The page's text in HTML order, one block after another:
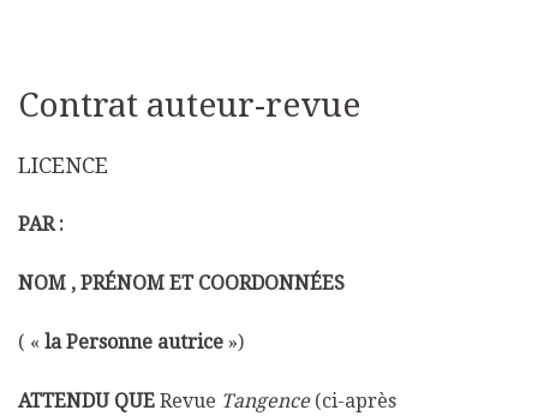
Contrat auteur-revue
LICENCE
PAR :
NOM , PRÉNOM ET COORDONNÉES
( « la Personne autrice »)
ATTENDU QUE Revue Tangence(ci-après